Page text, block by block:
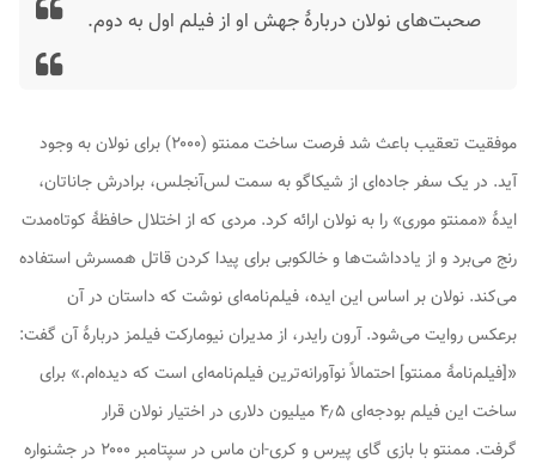
صحبت‌های نولان دربارهٔ جهش او از فیلم اول به دوم.
موفقیت تعقیبباعث شد فرصت ساختممنتو
(۲۰۰۰) برای نولان به وجود
آید. در یک سفر جاده‌ای از شیکاگو به سمت لس‌آنجلس، برادرش جاناتان،
ایدهٔ «ممنتو موری» را به نولان ارائه کرد. مردی که از اختلال حافظهٔ کوتاه‌مدت
رنج می‌برد و از یادداشت‌ها و خالکوبی برای پیدا کردن قاتل همسرش استفاده
می‌کند. نولان بر اساس این ایده، فیلم‌نامه‌ای نوشت که داستان در آن
برعکس روایت می‌شود. آرون رایدر، از مدیران نیومارکت فیلمز دربارهٔ آن گفت:
«[فیلم‌نامهٔ ممنتو] احتمالاً نوآورانه‌ترین فیلم‌نامه‌ای است که دیده‌ام.» برای
ساخت این فیلم بودجه‌ای ۴٫۵ میلیون دلاری در اختیار نولان قرار
گرفت. ممنتو
با بازی گای پیرس و کری-ان ماس در سپتامبر ۲۰۰۰ در جشنواره